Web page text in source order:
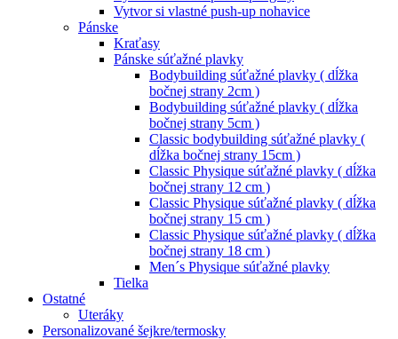
Vytvor si vlastné push-up nohavice
Pánske
Kraťasy
Pánske súťažné plavky
Bodybuilding súťažné plavky ( dĺžka
bočnej strany 2cm )
Bodybuilding súťažné plavky ( dĺžka
bočnej strany 5cm )
Classic bodybuilding súťažné plavky (
dĺžka bočnej strany 15cm )
Classic Physique súťažné plavky ( dĺžka
bočnej strany 12 cm )
Classic Physique súťažné plavky ( dĺžka
bočnej strany 15 cm )
Classic Physique súťažné plavky ( dĺžka
bočnej strany 18 cm )
Men´s Physique súťažné plavky
Tielka
Ostatné
Uteráky
Personalizované šejkre/termosky